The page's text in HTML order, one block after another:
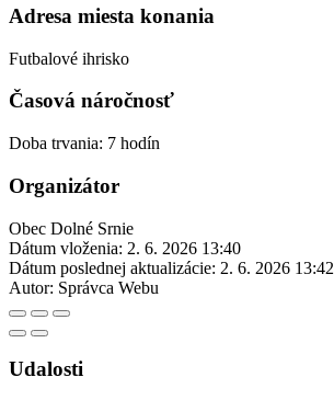
Adresa miesta konania
Futbalové ihrisko
Časová náročnosť
Doba trvania: 7 hodín
Organizátor
Obec Dolné Srnie
Dátum vloženia: 2. 6. 2026 13:40
Dátum poslednej aktualizácie: 2. 6. 2026 13:42
Autor: Správca Webu
Udalosti